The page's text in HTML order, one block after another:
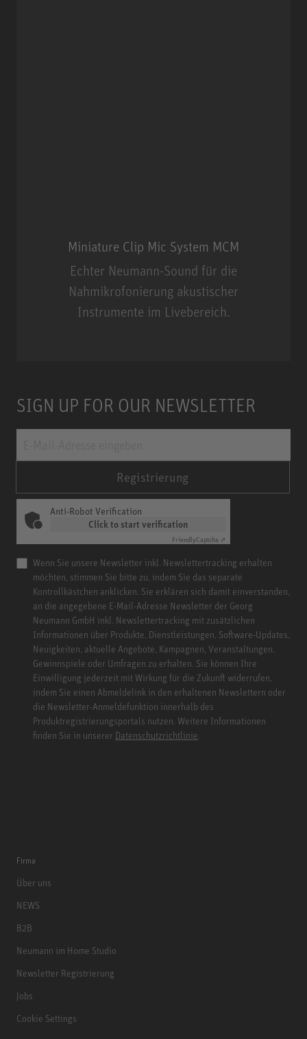
Miniature Clip Mic System MCM
Echter Neumann-Sound für die
Nahmikrofonierung akustischer
Instrumente im Livebereich.
SIGN UP FOR OUR NEWSLETTER
Registrierung
Anti-Robot Verification
Click to start verification
FriendlyCaptcha ⇗
Wenn Sie unsere Newsletter inkl. Newslettertracking erhalten
möchten, stimmen Sie bitte zu, indem Sie das separate
Kontrollkästchen anklicken. Sie erklären sich damit einverstanden,
an die angegebene E-Mail-Adresse Newsletter der Georg
Neumann GmbH inkl. Newslettertracking mit zusätzlichen
Informationen über Produkte, Dienstleistungen, Software-Updates,
Neuigkeiten, aktuelle Angebote, Kampagnen, Veranstaltungen,
Gewinnspiele oder Umfragen zu erhalten. Sie können Ihre
Einwilligung jederzeit mit Wirkung für die Zukunft widerrufen,
indem Sie einen Abmeldelink in den erhaltenen Newslettern oder
die Newsletter-Anmeldefunktion innerhalb des
Produktregistrierungsportals nutzen. Weitere Informationen
finden Sie in unserer Datenschutzrichtlinie
Firma
Über uns
NEWS
B2B
Neumann im Home Studio
Newsletter Registrierung
Jobs
Cookie Settings